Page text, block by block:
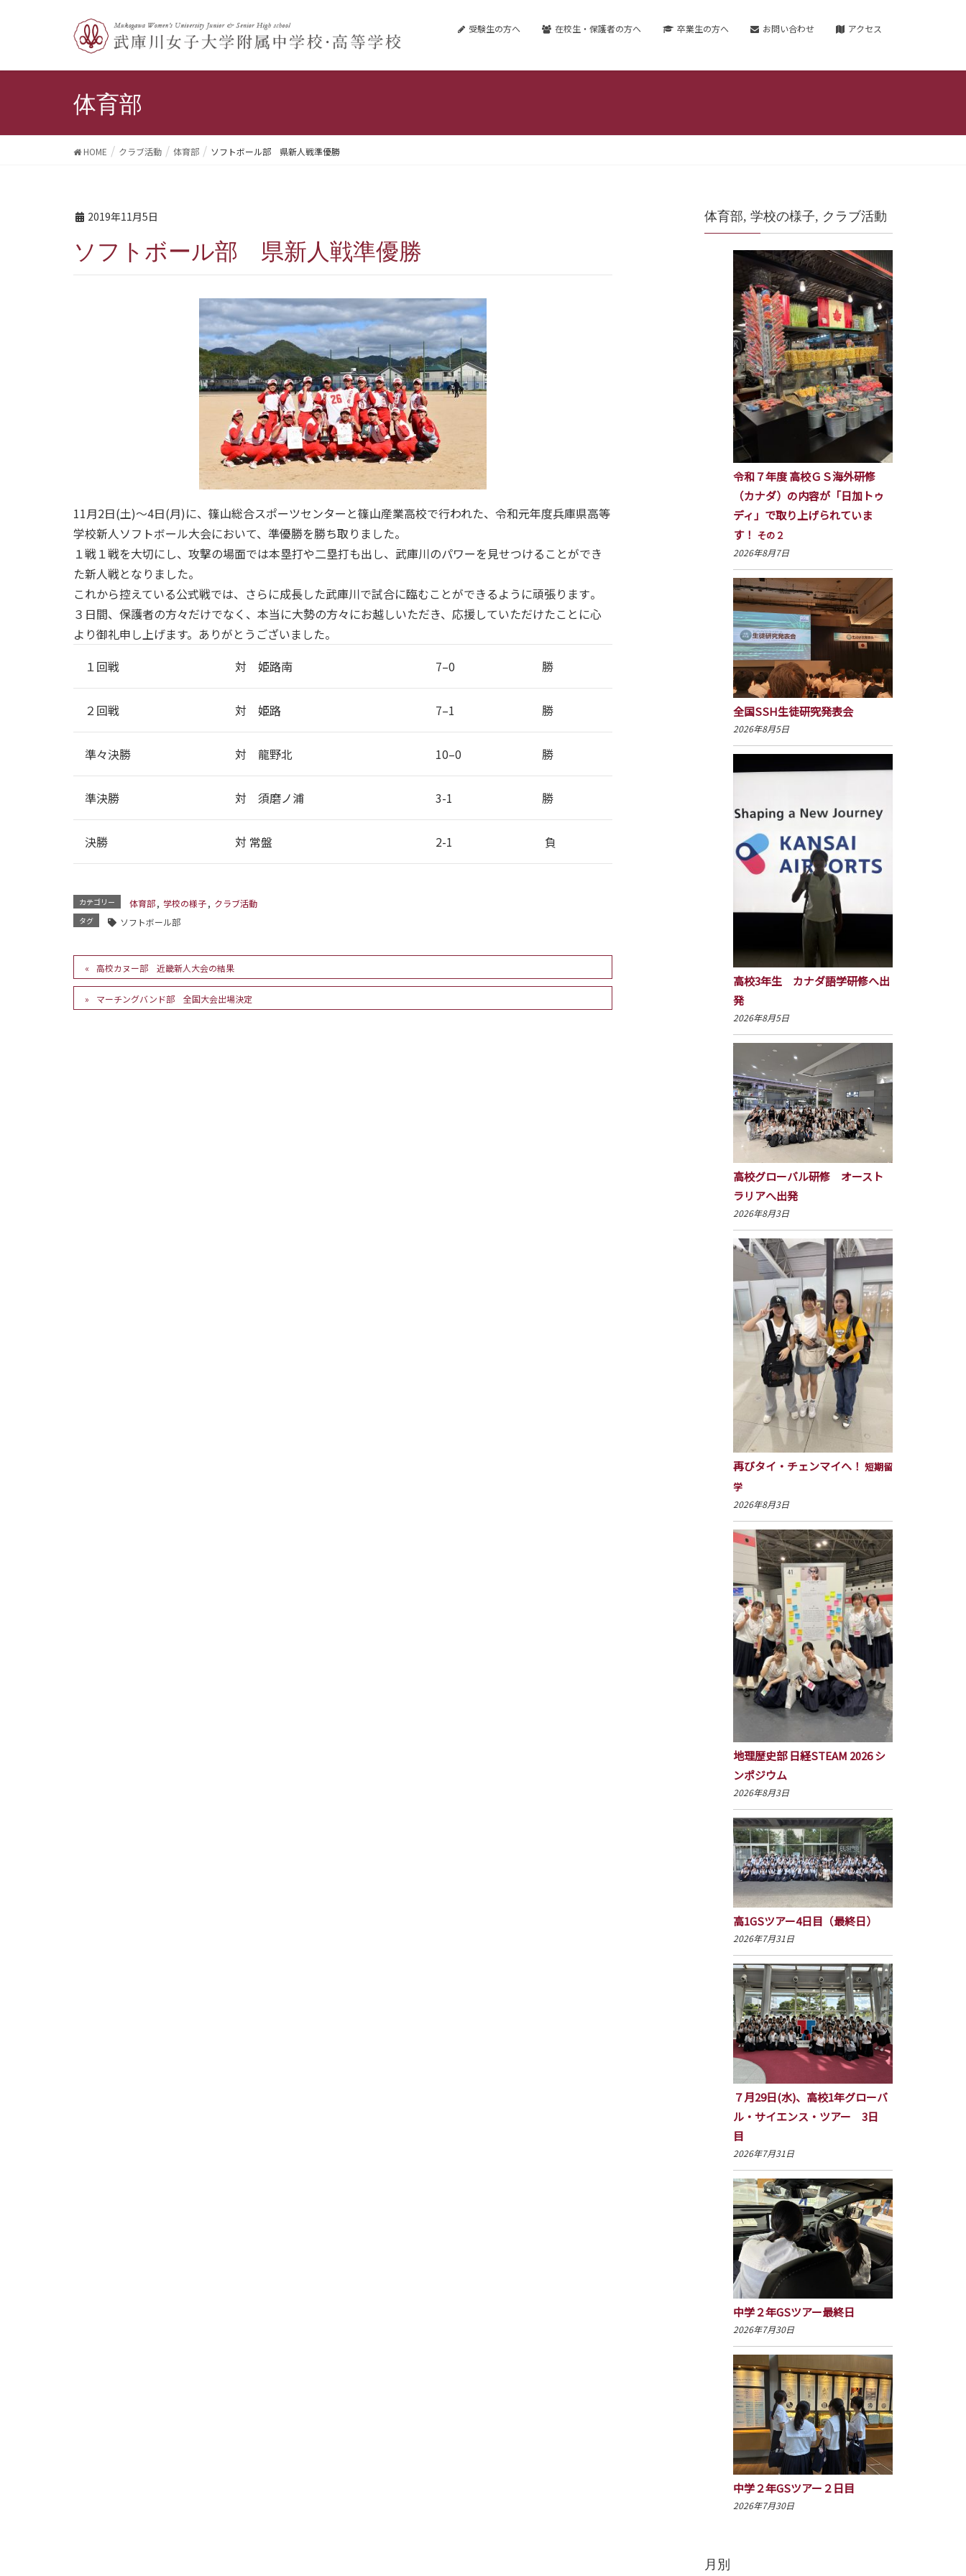
受験生の方へ 在校生・保護者の方へ 卒業生の方へ お問い合わせ アクセス
体育部
HOME クラブ活動 体育部 ソフトボール部 県新人戦準優勝
2019年11月5日
ソフトボール部 県新人戦準優勝
11月2日(土)〜4日(月)に、 篠山総合スポーツセンターと篠山産業高校で行われた、 令和元年度兵庫県高等
学校新人ソフトボール大会において、 準優勝を勝ち取りました。
１戦１戦を大切にし、攻撃の場面では本塁打や二塁打も出し、 武庫川のパワーを見せつけることができ
た新人戦となりました。
これから控えている公式戦では、 さらに成長した武庫川で試合に臨むことができるように頑張ります。
３日間、保護者の方々だけでなく、 本当に大勢の方々にお越しいただき、 応援していただけたことに心
より御礼申し上げます。 ありがとうございました。
１回戦
対 姫路南 7–0 勝
２回戦 対 姫路 7–1 勝
準々決勝 対 龍野北 10–0 勝
準決勝 対 須磨ノ浦 3-1 勝
決勝 対 常盤 2-1 負
カテゴリー 体育部, 学校の様子, クラブ活動
タグ ソフトボール部
高校カヌー部 近畿新人大会の結果
マーチングバンド部 全国大会出場決定
体育部, 学校の様子, クラブ活動
令和７年度 高校ＧＳ海外研修
（カナダ）の内容が「日加トゥ
ディ」で取り上げられていま
す！ その２
2026年8月7日
全国SSH生徒研究発表会
2026年8月5日
高校3年生 カナダ語学研修へ出
発
2026年8月5日
高校グローバル研修 オースト
ラリアへ出発
2026年8月3日
再びタイ・チェンマイへ！ 短期留
学
2026年8月3日
地理歴史部 日経STEAM 2026 シ
ンポジウム
2026年8月3日
高1GSツアー4日目（最終日）
2026年7月31日
７月29日(水)、高校1年グローバ
ル・サイエンス・ツアー 3日
目
2026年7月31日
中学２年GSツアー最終日
2026年7月30日
中学２年GSツアー２日目
2026年7月30日
月別